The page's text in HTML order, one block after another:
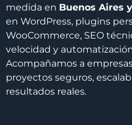
medida en Buenos Aires
en WordPress, plugins
WooCommerce, SEO
velocidad y
Acompañamos a
proyectos seguros,
resultados reales.